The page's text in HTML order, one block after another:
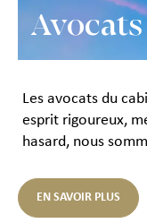
Avocats
Les avocats du
esprit rigoureux,
hasard, nous
EN SAVOIR PLUS